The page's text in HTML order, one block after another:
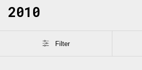
2010
Filter